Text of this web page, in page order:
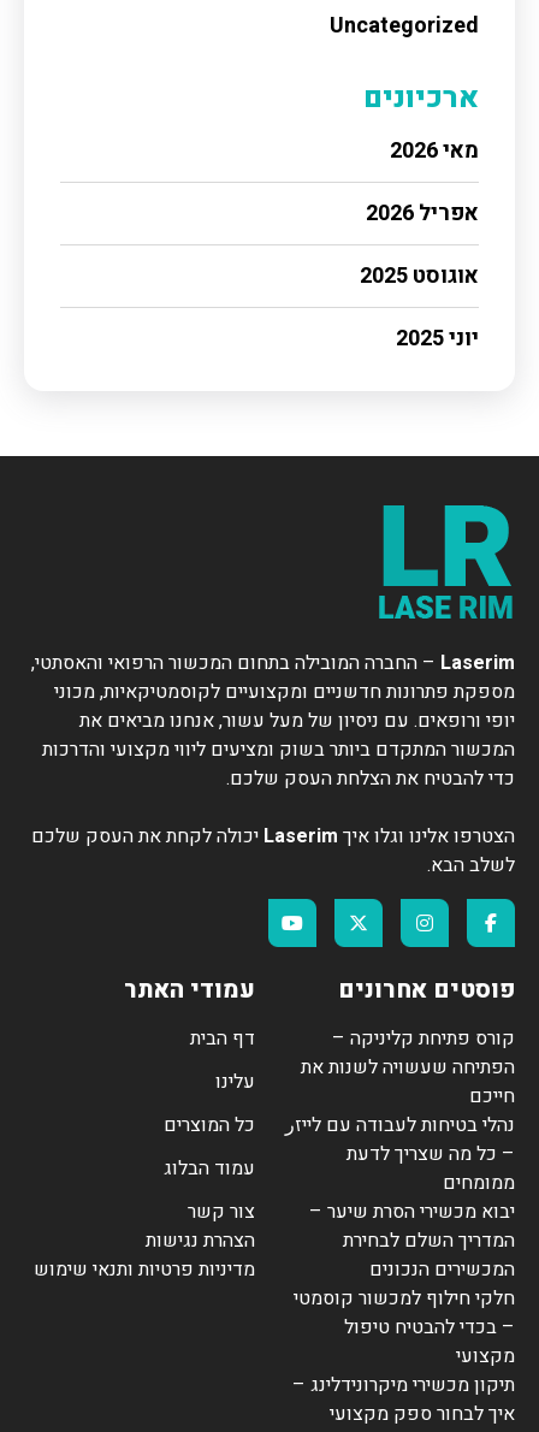
Uncategorized
ארכיונים
מאי 2026
אפריל 2026
אוגוסט 2025
יוני 2025
Laserim – החברה המובילה בתחום המכשור הרפואי והאסתטי,
מספקת פתרונות חדשניים ומקצועיים לקוסמטיקאיות, מכוני
יופי ורופאים. עם ניסיון של מעל עשור, אנחנו מביאים את
המכשור המתקדם ביותר בשוק ומציעים ליווי מקצועי והדרכות
כדי להבטיח את הצלחת העסק שלכם.
הצטרפו אלינו וגלו איך Laserim יכולה לקחת את העסק שלכם
לשלב הבא.
פוסטים אחרונים
קורס פתיחת קליניקה –
הפתיחה שעשויה לשנות את
חייכם
נהלי בטיחות לעבודה עם לייזر
– כל מה שצריך לדעת
ממומחים
יבוא מכשירי הסרת שיער –
המדריך השלם לבחירת
המכשירים הנכונים
חלקי חילוף למכשור קוסמטי
– בכדי להבטיח טיפול
מקצועי
תיקון מכשירי מיקרונידלינג –
איך לבחור ספק מקצועי
עמודי האתר
דף הבית
עלינו
כל המוצרים
עמוד הבלוג
צור קשר
הצהרת נגישות
מדיניות פרטיות ותנאי שימוש